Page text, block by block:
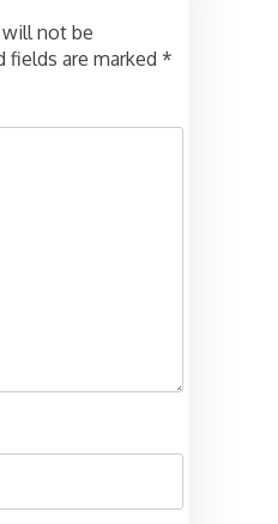
will not be
fields are marked *